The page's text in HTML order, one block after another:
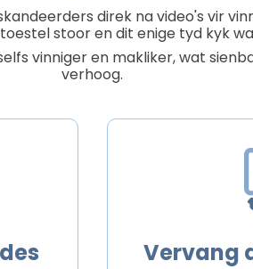
direk na video's vir
stoor en dit enige tyd kyk
vinniger en makliker, wat
verhoog.
Vervang